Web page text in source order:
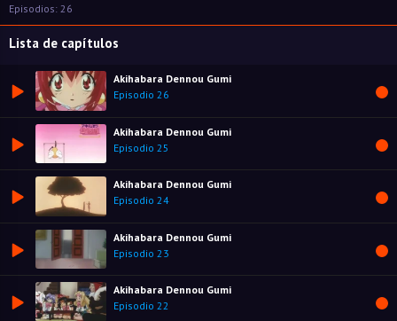
Episodios: 26
Lista de capítulos
Akihabara Dennou Gumi
Episodio 26
Akihabara Dennou Gumi
Episodio 25
Akihabara Dennou Gumi
Episodio 24
Akihabara Dennou Gumi
Episodio 23
Akihabara Dennou Gumi
Episodio 22